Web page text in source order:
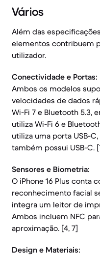
Vários
Além das
elementos contribuem
utilizador.
Conectividade e Portas:
Ambos os modelos
velocidades de dados
Wi-Fi 7 e Bluetooth 5.3,
utiliza Wi-Fi 6 e
utiliza uma porta USB-C,
também possui USB-C.
Sensores e Biometria:
O iPhone 16 Plus conta
reconhecimento facial
integra um leitor de
Ambos incluem NFC
aproximação. [4, 7]
Design e Materiais: